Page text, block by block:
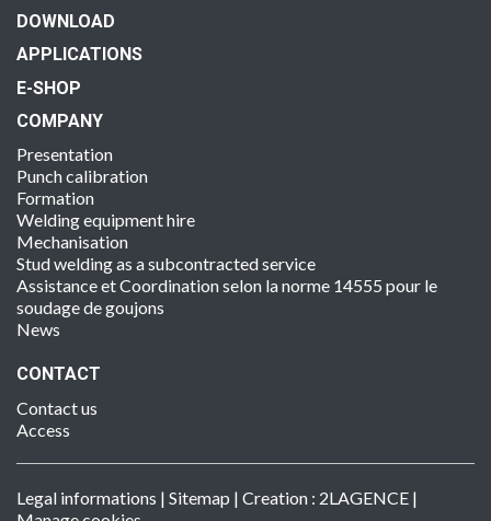
DOWNLOAD
APPLICATIONS
E-SHOP
COMPANY
Presentation
Punch calibration
Formation
Welding equipment hire
Mechanisation
Stud welding as a subcontracted service
Assistance et Coordination selon la norme 14555 pour le
soudage de goujons
News
CONTACT
Contact us
Access
Legal informations | Sitemap | Creation : 2LAGENCE |